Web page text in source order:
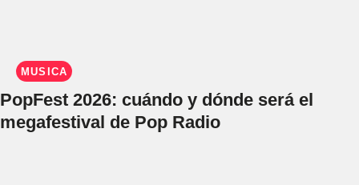
MÚSICA
PopFest 2026: cuándo y dónde será el
megafestival de Pop Radio